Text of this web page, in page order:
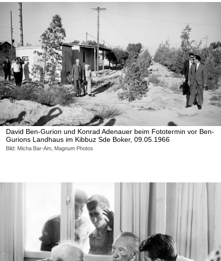
David Ben-Gurion und Konrad Adenauer beim Fototermin vor Ben-
Gurions Landhaus im Kibbuz Sde Boker, 09.05.1966
Bild: Micha Bar-Am, Magnum Photos